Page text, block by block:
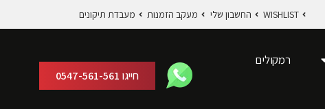
WISHLIST החשבון שלי מעקב הזמנות מעבדת תיקונים
רמקולים
חייגו 0547-561-561